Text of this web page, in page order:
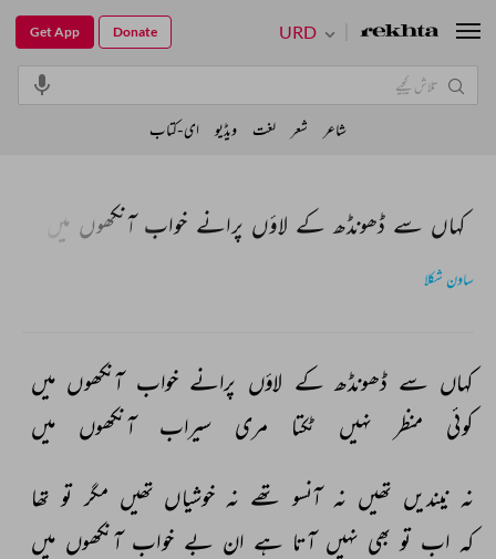
کہاں سے ڈھونڈھ کے لاؤں پرانے خواب آنکھوں میں
ساون شکلا
کہاں سے ڈھونڈھ کے لاؤں پرانے خواب آنکھوں میں
کوئی
منظر نہیں ٹکتا مری سیراب آنکھوں میں
نہ نیندیں تھیں نہ آنسو تھے نہ خوشیاں تھیں مگر تو تھا
کہ اب تو بھی نہیں آتا ہے ان بے خواب آنکھوں میں
URD
Get App Donate
شاعر شعر لغت ویڈیو ای-کتاب